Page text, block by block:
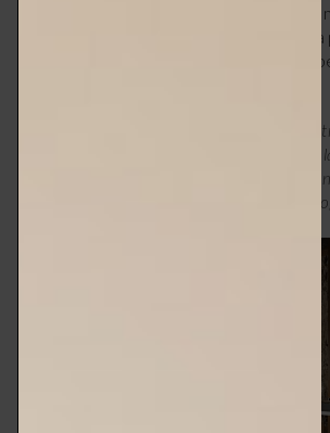
centrale con due cassetti. In alternativa, i
essere a due cassetti e installati sospesi
appoggiati su un telaio metallico con
Aurena, a sinistra, la ceramica nera
spazzolato e il legno strutturato; a destra,
ceramica e il sostegno metallico a
tutt’uno, offrendo grande superficie